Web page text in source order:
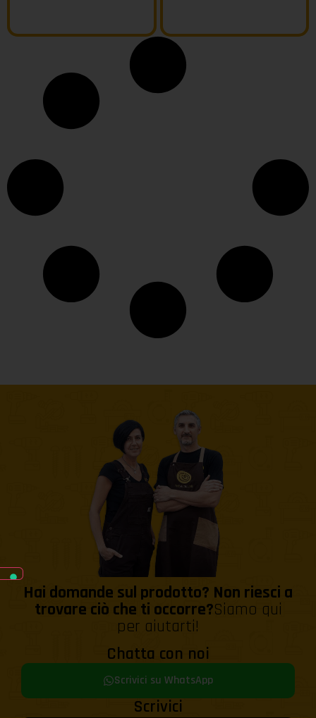
Hai domande sul prodotto? Non riesci a
trovare ciò che ti occorre?Siamo qui
per aiutarti!
Chatta con noi
Scrivici su WhatsApp
Scrivici